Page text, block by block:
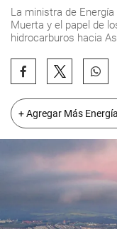
La ministra de
Muerta y el papel de
hidrocarburos hacia
+ Agregar Más